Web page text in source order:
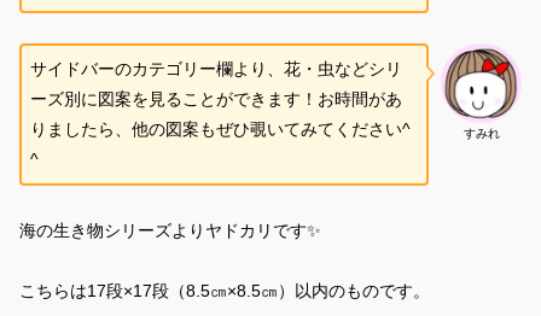
すみれ
サイドバーのカテゴリー欄より、花・虫などシリ
ーズ別に図案を見ることができます！お時間があ
りましたら、他の図案もぜひ覗いてみてください^
^
海の生き物シリーズよりヤドカリです✨
こちらは17段×17段（8.5㎝×8.5㎝）以内のものです。